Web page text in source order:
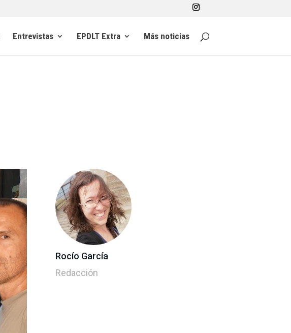
Entrevistas EPDLT Extra Más noticias
Rocío García
Redacción